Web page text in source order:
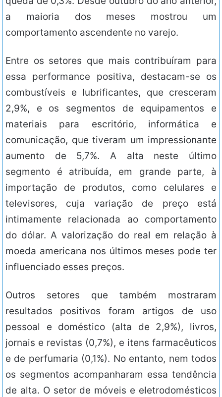
a maioria dos meses mostrou um
comportamento ascendente no varejo.
Entre os setores que mais contribuíram para
essa performance positiva, destacam-se os
combustíveis e lubrificantes, que cresceram
2,9%, e os segmentos de equipamentos e
materiais para escritório, informática e
comunicação, que tiveram um impressionante
aumento de 5,7%. A alta neste último
segmento é atribuída, em grande parte, à
importação de produtos, como celulares e
televisores, cuja variação de preço está
intimamente relacionada ao comportamento
do dólar. A valorização do real em relação à
moeda americana nos últimos meses pode ter
influenciado esses preços.
Outros setores que também mostraram
resultados positivos foram artigos de uso
pessoal e doméstico (alta de 2,9%), livros,
jornais e revistas (0,7%), e itens farmacêuticos
e de perfumaria (0,1%). No entanto, nem todos
os segmentos acompanharam essa tendência
de alta. O setor de móveis e eletrodomésticos